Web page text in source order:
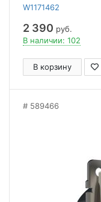
W1171462
2 390 руб.
В наличии: 102
В корзину
589466